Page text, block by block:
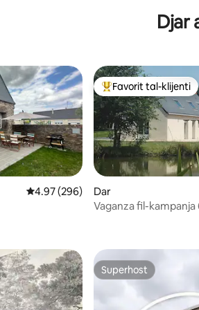
Djar
tal-klijenti
Rating medju ta' 4.97 minn 5, skont
4.97 (296)
Wieħed mill-aqwa
Favorit tal-klijenti
Dar
Vaganza fil-kampanja
Superhost
Superhost